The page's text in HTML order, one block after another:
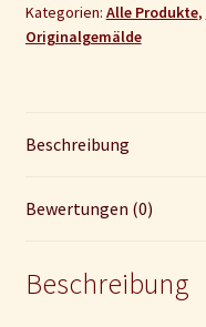
Kategorien: Alle Produkte,
Originalgemälde
Beschreibung
Bewertungen (0)
Beschreibung